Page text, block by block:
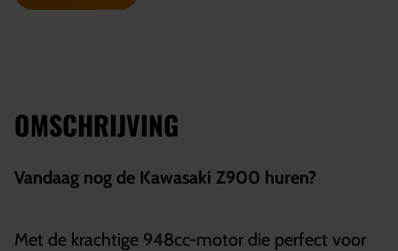
OMSCHRIJVING
Vandaag nog de Kawasaki Z900 huren?
Met de krachtige 948cc-motor die perfect voor